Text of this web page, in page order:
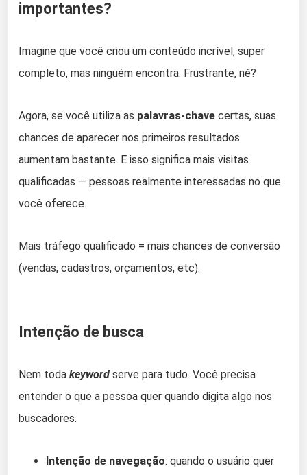
importantes?
Imagine que você criou um conteúdo incrível, super
completo, mas ninguém encontra. Frustrante, né?
Agora, se você utiliza as palavras-chave certas, suas
chances de aparecer nos primeiros resultados
aumentam bastante. E isso significa mais visitas
qualificadas — pessoas realmente interessadas no que
você oferece.
Mais tráfego qualificado = mais chances de conversão
(vendas, cadastros, orçamentos, etc).
Intenção de busca
Nem toda keyword serve para tudo. Você precisa
entender o que a pessoa quer quando digita algo nos
buscadores.
Intenção de navegação: quando o usuário quer